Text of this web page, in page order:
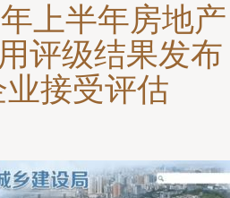
上半年房地产
评级结果发布
接受评估